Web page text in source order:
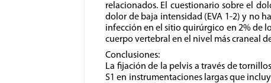
relacionados. El cuestionario sobre el
dolor de baja intensidad (EVA 1-2) y no
infección en el sitio quirúrgico en 2% de
cuerpo vertebral en el nivel más craneal
Conclusiones:
La fijación de la pelvis a través de
S1 en instrumentaciones largas que